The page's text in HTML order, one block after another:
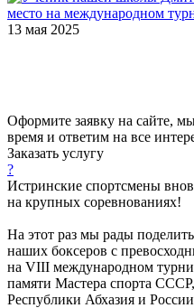
13 мая 2025
Оформите заявку на сайте,
время и ответим на все
Заказать услугу
?
Истринские спортсмены
на крупных соревнованиях!
На этот раз мы рады
наших боксеров с
на VIII международном
памяти Мастера спорта
Республики Абхазия и